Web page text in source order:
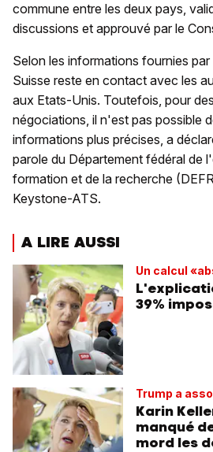
commune entre les deux pays,
discussions et approuvé par le
Selon les informations fournies
Suisse reste en contact avec les
aux Etats-Unis. Toutefois, pour
négociations, il n'est pas possible
informations plus précises, a
parole du Département fédéral de
formation et de la recherche
Keystone-ATS.
A LIRE AUSSI
Un calcul
39%
Trump a
Karin
manqué
mord les